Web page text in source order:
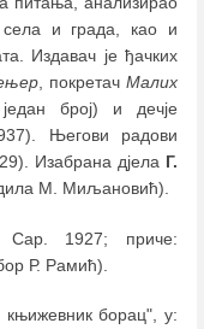
и града, као и
Издавач је ђачких
, покретач Малих
број) и дечје
Његови радови
Изабрана дјела Г.
М. Миљановић).
, Сар. 1927; приче:
Р. Рамић).
борац", у: